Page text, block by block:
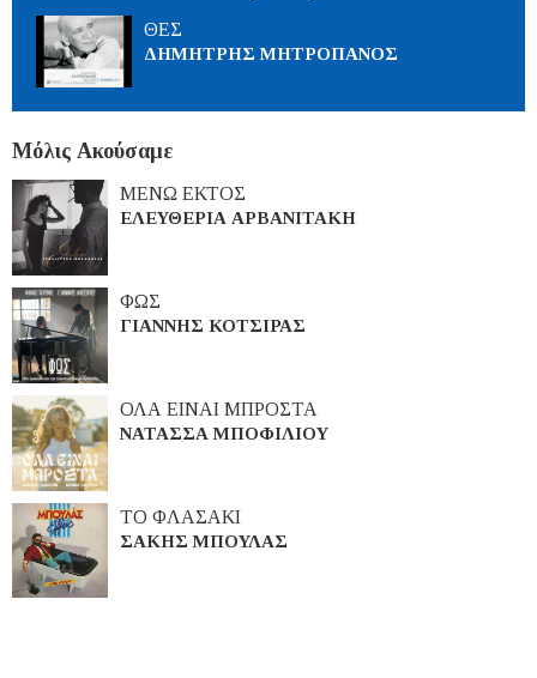
ΘΕΣ
ΔΗΜΗΤΡΗΣ ΜΗΤΡΟΠΑΝΟΣ
Μόλις Ακούσαμε
ΜΕΝΩ ΕΚΤΟΣ
ΕΛΕΥΘΕΡΙΑ ΑΡΒΑΝΙΤΑΚΗ
ΦΩΣ
ΓΙΑΝΝΗΣ ΚΟΤΣΙΡΑΣ
ΟΛΑ ΕΙΝΑΙ ΜΠΡΟΣΤΑ
ΝΑΤΑΣΣΑ ΜΠΟΦΙΛΙΟΥ
ΤΟ ΦΛΑΣΑΚΙ
ΣΑΚΗΣ ΜΠΟΥΛΑΣ